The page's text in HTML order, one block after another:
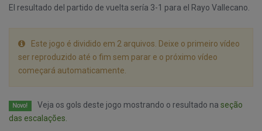
El resultado del partido de vuelta sería 3-1 para el Rayo Vallecano.
Este jogo é dividido em 2 arquivos. Deixe o primeiro vídeo
ser reproduzido até o fim sem parar e o próximo vídeo
começará automaticamente.
Novo! Veja os gols deste jogo mostrando o resultado na seção
das escalações.